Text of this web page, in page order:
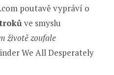
poutavě vypráví o
ve smyslu
životě zoufale
We All Desperately